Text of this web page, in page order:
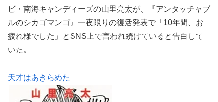
ビ・南海キャンディーズの山里亮太が、『アンタッチャブ
ルのシカゴマンゴ』一夜限りの復活発表で「10年間、お
疲れ様でした」とSNS上で言われ続けていると告白して
いた。
天才はあきらめた